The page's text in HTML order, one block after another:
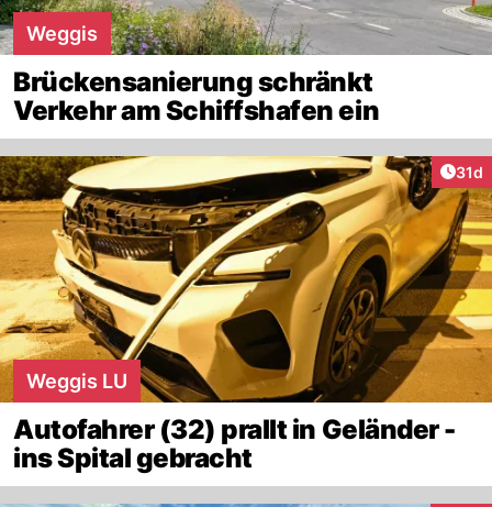
Weggis
Brückensanierung schränkt
Verkehr am Schiffshafen ein
31d
Weggis LU
Autofahrer (32) prallt in Geländer -
ins Spital gebracht